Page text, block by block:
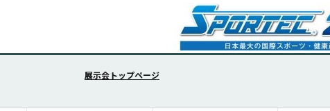
展示会トップページ